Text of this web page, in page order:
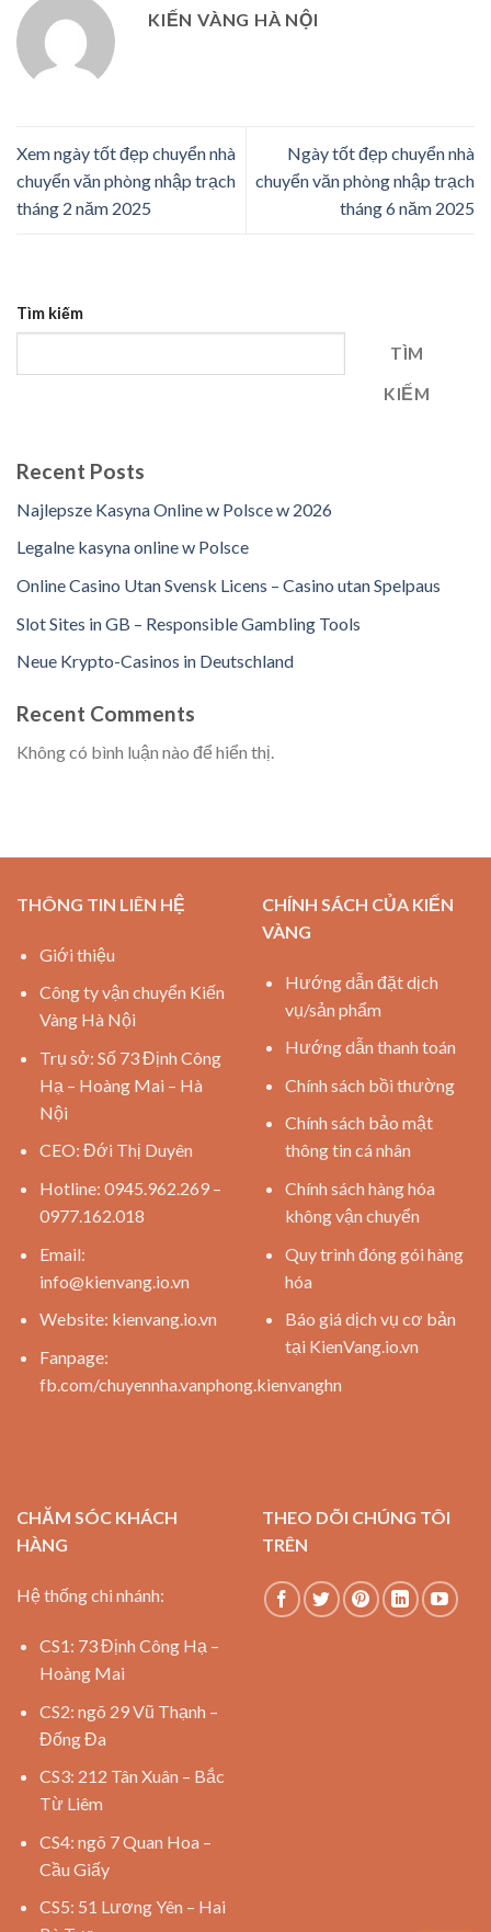
KIẾN VÀNG HÀ NỘI
Xem ngày tốt đẹp chuyển nhà
chuyển văn phòng nhập trạch
tháng 2 năm 2025
Ngày tốt đẹp chuyển nhà
chuyển văn phòng nhập trạch
tháng 6 năm 2025
Tìm kiếm
TÌM
KIẾM
Recent Posts
Najlepsze Kasyna Online w Polsce w 2026
Legalne kasyna online w Polsce
Online Casino Utan Svensk Licens – Casino utan Spelpaus
Slot Sites in GB – Responsible Gambling Tools
Neue Krypto-Casinos in Deutschland
Recent Comments
Không có bình luận nào để hiển thị.
THÔNG TIN LIÊN HỆ
Giới thiệu
Công ty vận chuyển Kiến
Vàng Hà Nội
Trụ sở: Số 73 Định Công
Hạ – Hoàng Mai – Hà
Nội
CEO: Đới Thị Duyên
Hotline: 0945.962.269 –
0977.162.018
Email:
info@kienvang.io.vn
Website: kienvang.io.vn
Fanpage:
fb.com/chuyennha.vanphong.kienvanghn
CHÍNH SÁCH CỦA KIẾN
VÀNG
Hướng dẫn đặt dịch
vụ/sản phẩm
Hướng dẫn thanh toán
Chính sách bồi thường
Chính sách bảo mật
thông tin cá nhân
Chính sách hàng hóa
không vận chuyển
Quy trình đóng gói hàng
hóa
Báo giá dịch vụ cơ bản
tại KienVang.io.vn
CHĂM SÓC KHÁCH
HÀNG
Hệ thống chi nhánh:
CS1: 73 Định Công Hạ –
Hoàng Mai
CS2: ngõ 29 Vũ Thạnh –
Đống Đa
CS3: 212 Tân Xuân – Bắc
Từ Liêm
CS4: ngõ 7 Quan Hoa –
Cầu Giấy
CS5: 51 Lương Yên – Hai
THEO DÕI CHÚNG TÔI
TRÊN